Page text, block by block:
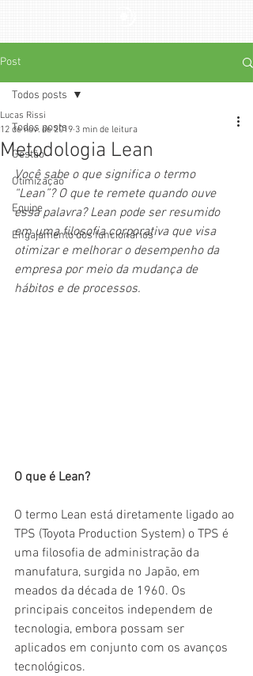
Post
Todos posts
Gestão
Otimização
Equipe
Engajamento dos funcionários
Todos posts
Metodologia Lean
Lucas Rissi
12 de nov. de 2019 3 min de leitura
Você sabe o que significa o termo
“Lean”? O que te remete quando ouve
essa palavra? Lean pode ser resumido
em uma filosofia corporativa que visa
otimizar e melhorar o desempenho da
empresa por meio da mudança de
hábitos e de processos.
O que é Lean?
O termo Lean está diretamente ligado ao
TPS (Toyota Production System) o TPS é
uma filosofia de administração da
manufatura, surgida no Japão, em
meados da década de 1960. Os
principais conceitos independem de
tecnologia, embora possam ser
aplicados em conjunto com os avanços
tecnológicos.